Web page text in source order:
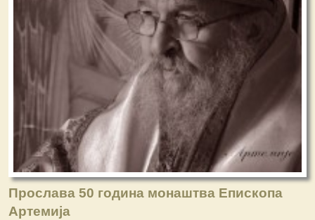
Прослава 50 година монаштва Епископа
Артемија